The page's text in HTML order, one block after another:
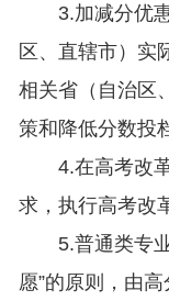
3.加减分优
区、直辖市）实
相关省（自治区
策和降低分数投
4.在高考改
求，执行高考改
5.普通类专
愿”的原则，由